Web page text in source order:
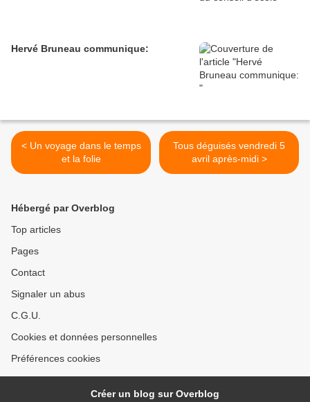
Hervé Bruneau communique:
< Un voyage dans le temps
et la folie
Tous déguisés vendredi 5
avril après-midi >
Hébergé par Overblog
Top articles
Pages
Contact
Signaler un abus
C.G.U.
Cookies et données personnelles
Préférences cookies
Créer un blog sur Overblog